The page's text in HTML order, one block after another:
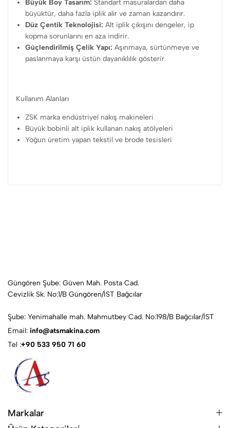
Büyük Boy Tasarım: Standart masuralardan daha
büyüktür, daha fazla iplik alır ve zaman kazandırır.
Düz Çentik Teknolojisi: Alt iplik çıkışını dengeler, ip
kopma sorunlarını en aza indirir.
Güçlendirilmiş Çelik Yapı: Aşınmaya, sürtünmeye ve
paslanmaya karşı üstün dayanıklılık gösterir.
Kullanım Alanları
ZSK marka endüstriyel nakış makineleri
Büyük bobinli alt iplik kullanan nakış atölyeleri
Yoğun üretim yapan tekstil ve brode tesisleri
Güngören Şube: Güven Mah. Posta Cad.
Cevizlik Sk. No:1/B Güngören/İST Bağcılar
Şube: Yenimahalle mah. Mahmutbey Cad. No:198/B Bağcılar/İST
Email: info@atsmakina.com
Tel :+90 533 950 71 60
Markalar